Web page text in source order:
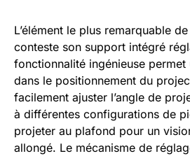
L’élément le plus remarquable
conteste son support intégré
fonctionnalité ingénieuse
dans le positionnement du
facilement ajuster l’angle de
à différentes configurations de
projeter au plafond pour un
allongé. Le mécanisme de